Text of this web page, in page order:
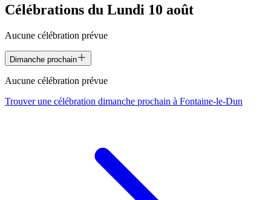
Célébrations du Lundi 10 août
Aucune célébration prévue
Dimanche prochain
Aucune célébration prévue
Trouver une célébration dimanche prochain à Fontaine-le-Dun